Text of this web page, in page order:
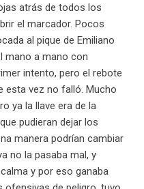
atrás de todos los
el marcador. Pocos
al pique de Emiliano
mano a mano con
intento, pero el rebote
esta vez no falló. Mucho
ya la llave era de la
pudieran dejar los
manera podrían cambiar
no la pasaba mal, y
y por eso ganaba